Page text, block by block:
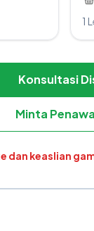
1
Konsultasi
Minta
dan keaslian